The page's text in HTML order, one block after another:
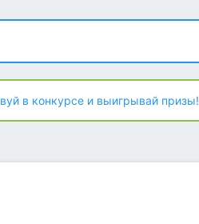
в конкурсе и выигрывай призы!